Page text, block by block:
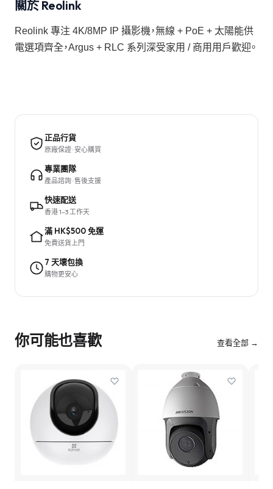
關於 Reolink
Reolink 專注 4K/8MP IP 攝影機，無線 + PoE + 太陽能供
電選項齊全，Argus + RLC 系列深受家用 / 商用用戶歡迎。
正品行貨
原廠保證 · 安心購買
專業團隊
產品諮詢 · 售後支援
快速配送
香港 1–3 工作天
滿 HK$500 免運
免費送貨上門
7 天壞包換
購物更安心
你可能也喜歡 查看全部 →